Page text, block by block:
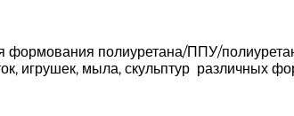
формования полиуретана/ППУ/
игрушек, мыла, скульптур различных